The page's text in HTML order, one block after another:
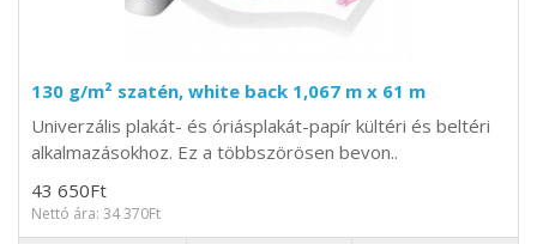
130 g/m² szatén, white back 1,067 m x 61 m
Univerzális plakát- és óriásplakát-papír kültéri és beltéri
alkalmazásokhoz. Ez a többszörösen bevon..
43 650Ft
Nettó ára: 34 370Ft